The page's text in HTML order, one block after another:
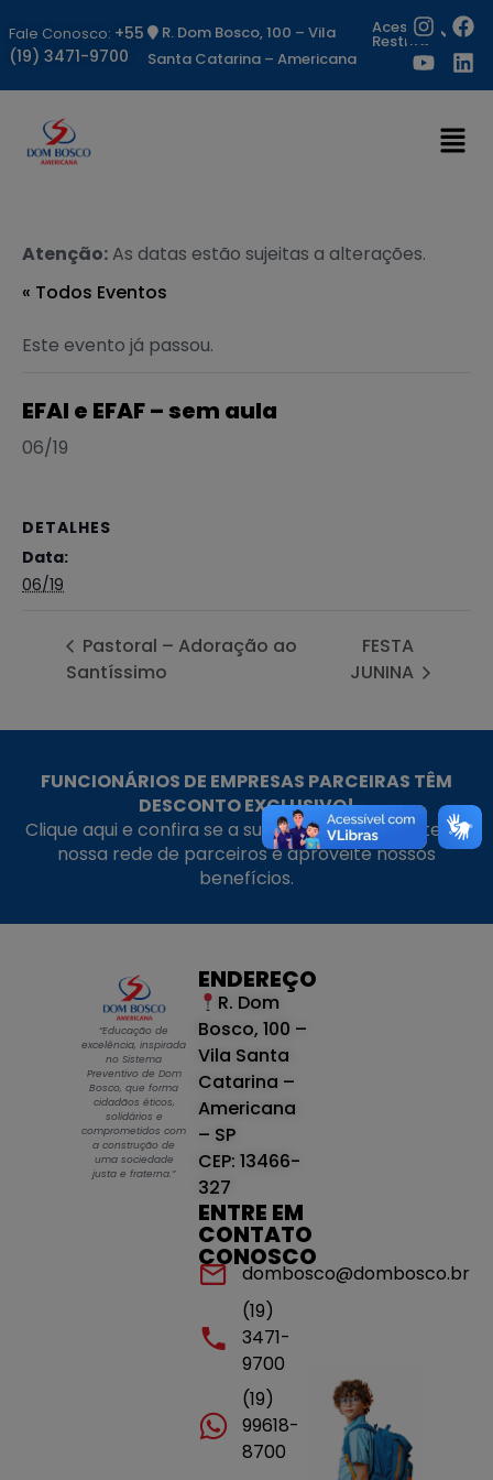
Fale Conosco: +55
(19) 3471-9700
R. Dom Bosco, 100 – Vila
Santa Catarina – Americana
Acesso
Restrito
Atenção:As datas estão sujeitas a alterações.
« Todos Eventos
Este evento já passou.
EFAI e EFAF – sem aula
06/19
DETALHES
Data:
06/19
Pastoral – Adoração ao
Santíssimo
FESTA
JUNINA
FUNCIONÁRIOS DE EMPRESAS PARCEIRAS TÊM
DESCONTO EXCLUSIVO!
Clique aqui e confira se a sua empresa faz parte da
nossa rede de parceiros e aproveite nossos
benefícios.
“Educação de
excelência, inspirada
no Sistema
Preventivo de Dom
Bosco, que forma
cidadãos éticos,
solidários e
comprometidos com
a construção de
uma sociedade
justa e fraterna.”
ENDEREÇO
R. Dom
Bosco, 100 –
Vila Santa
Catarina –
Americana
– SP
CEP: 13466-
327
ENTRE EM
CONTATO
CONOSCO
dombosco@dombosco.br
(19)
3471-
9700
(19)
99618-
8700